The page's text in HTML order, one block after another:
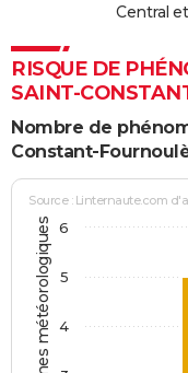
Central
RISQUE DE
SAINT-
Nombre de
Constant-
Source : Linternaute.com
4
5
6